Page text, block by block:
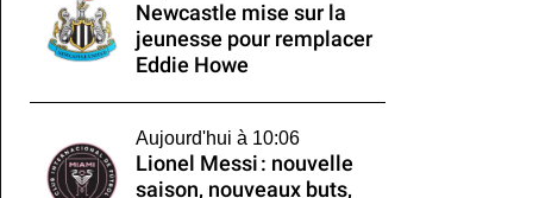
Newcastle mise sur la
jeunesse pour remplacer
Eddie Howe
Aujourd'hui à 10:06
Lionel Messi : nouvelle
saison, nouveaux buts,